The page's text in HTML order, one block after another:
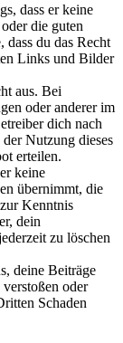
dass er keine
die guten
dass du das Recht
Links und Bilder
aus. Bei
oder anderer im
dich nach
Nutzung dieses
erteilen.
keine
übernimmt, die
Kenntnis
dein
zu löschen
deine Beiträge
oder
Schaden